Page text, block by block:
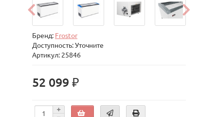
Бренд: Frostor
Доступность: Уточните
Артикул: 25846
52 099 ₽